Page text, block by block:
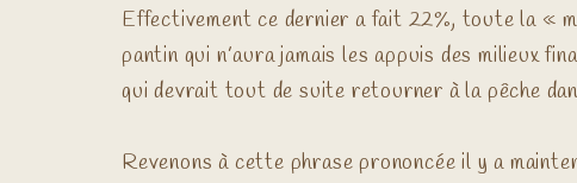
Effectivement ce dernier a fait 22%, toute la «
pantin qui n’aura jamais les appuis des milieux
qui devrait tout de suite retourner à la pêche
Revenons à cette phrase prononcée il y a